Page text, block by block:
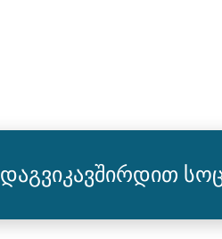
დაგვიკავშირდით